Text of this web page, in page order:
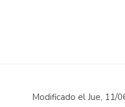
Modificado el Jue, 11/